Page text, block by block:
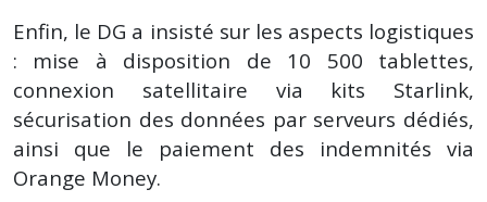
Enfin, le DG a insisté sur les aspects logistiques
: mise à disposition de 10 500 tablettes,
connexion satellitaire via kits Starlink,
sécurisation des données par serveurs dédiés,
ainsi que le paiement des indemnités via
Orange Money.